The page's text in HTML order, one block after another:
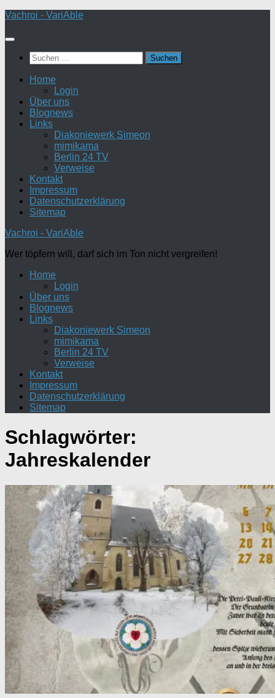
Zum
springen
Vachroi - VariAble
Suchen
nach:
Home
Login
Über uns
Blognews
Links
Diakoniewerk Simeon
mimikama
Berlin 24 TV
Verweise
Kontakt
Impressum
Datenschutzerklärung
Sitemap
Vachroi - VariAble
Wer töpfern will, darf sich im Ton nicht vergreifen!
Home
Login
Über uns
Blognews
Links
Diakoniewerk Simeon
mimikama
Berlin 24 TV
Verweise
Kontakt
Impressum
Datenschutzerklärung
Sitemap
Schlagwörter:
Jahreskalender